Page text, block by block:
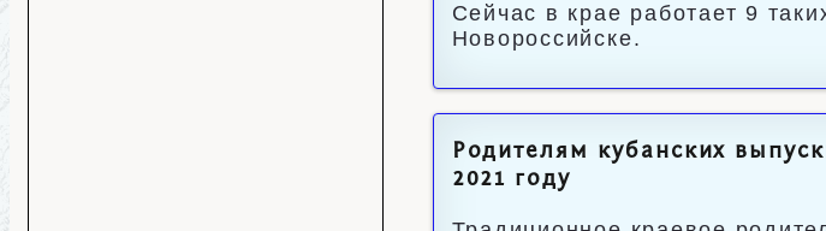
Сейчас в крае работает 9
Новороссийске.
Родителям кубанских
2021 году